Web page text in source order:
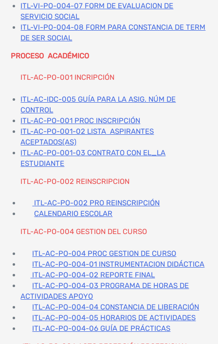
ITL-VI-PO-004-07 FORM DE EVALUACION DE
SERVICIO SOCIAL
ITL-VI-PO-004-08 FORM PARA CONSTANCIA DE TERM
DE SER SOCIAL
PROCESO ACADÉMICO
ITL-AC-PO-001 INCRIPCIÓN
ITL-AC-IDC-005 GUÍA PARA LA ASIG. NÚM DE
CONTROL
ITL-AC-PO-001 PROC INSCRIPCIÓN
ITL-AC-PO-001-02 LISTA ASPIRANTES
ACEPTADOS(AS)
ITL-AC-PO-001-03 CONTRATO CON EL_LA
ESTUDIANTE
ITL-AC-PO-002 REINSCRIPCION
ITL-AC-PO-002 PRO REINSCRIPCIÓN
CALENDARIO ESCOLAR
ITL-AC-PO-004 GESTION DEL CURSO
ITL-AC-PO-004 PROC GESTION DE CURSO
ITL-AC-PO-004-01 INSTRUMENTACION DIDÁCTICA
ITL-AC-PO-004-02 REPORTE FINAL
ITL-AC-PO-004-03 PROGRAMA DE HORAS DE
ACTIVIDADES APOYO
ITL-AC-PO-004-04 CONSTANCIA DE LIBERACIÓN
ITL-AC-PO-004-05 HORARIOS DE ACTIVIDADES
ITL-AC-PO-004-06 GUÍA DE PRÁCTICAS